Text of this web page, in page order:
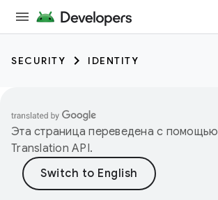
SECURITY IDENTITY
Эта страница переведена с помощью
Translation API.